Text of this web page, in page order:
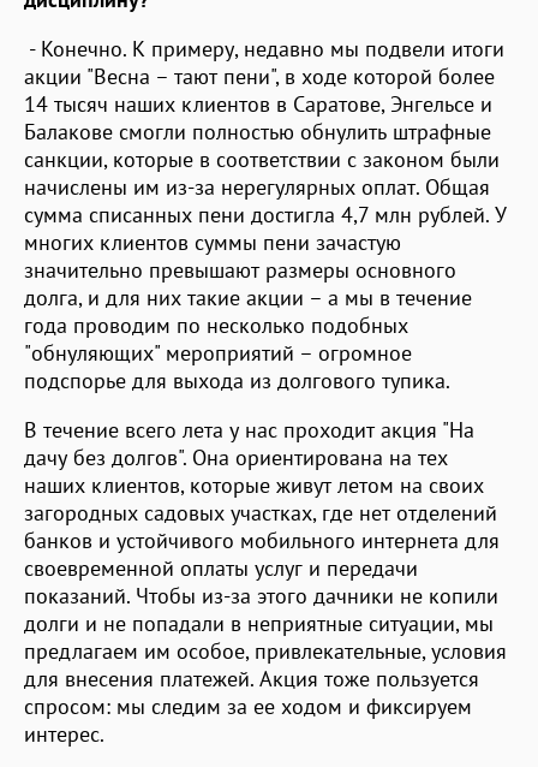
- Конечно. К примеру, недавно мы подвели итоги
акции "Весна – тают пени", в ходе которой более
14 тысяч наших клиентов в Саратове, Энгельсе и
Балакове смогли полностью обнулить штрафные
санкции, которые в соответствии с законом были
начислены им из-за нерегулярных оплат. Общая
сумма списанных пени достигла 4,7 млн рублей. У
многих клиентов суммы пени зачастую
значительно превышают размеры основного
долга, и для них такие акции – а мы в течение
года проводим по несколько подобных
"обнуляющих" мероприятий – огромное
подспорье для выхода из долгового тупика.
В течение всего лета у нас проходит акция "На
дачу без долгов". Она ориентирована на тех
наших клиентов, которые живут летом на своих
загородных садовых участках, где нет отделений
банков и устойчивого мобильного интернета для
своевременной оплаты услуг и передачи
показаний. Чтобы из-за этого дачники не копили
долги и не попадали в неприятные ситуации, мы
предлагаем им особое, привлекательные, условия
для внесения платежей. Акция тоже пользуется
спросом: мы следим за ее ходом и фиксируем
интерес.